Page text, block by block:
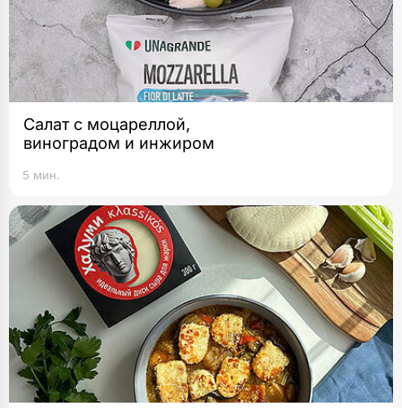
Салат с моцареллой,
виноградом и инжиром
5 мин.